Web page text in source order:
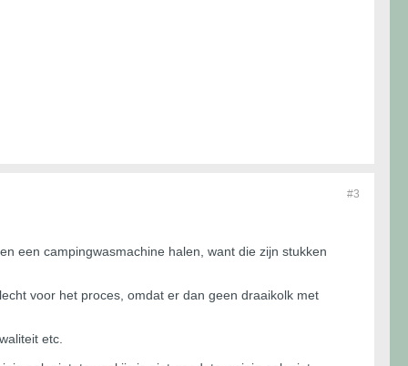
#3
een campingwasmachine halen, want die zijn stukken
voor het proces, omdat er dan geen draaikolk met
etc.